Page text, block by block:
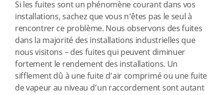
Si les fuites sont un phénomène courant dans vos
installations, sachez que vous n’êtes pas le seul à
rencontrer ce problème. Nous observons des fuites
dans la majorité des installations industrielles que
nous visitons – des fuites qui peuvent diminuer
fortement le rendement des installations. Un
sifflement dû à une fuite d’air comprimé ou une fuite
de vapeur au niveau d’un raccordement sont autant